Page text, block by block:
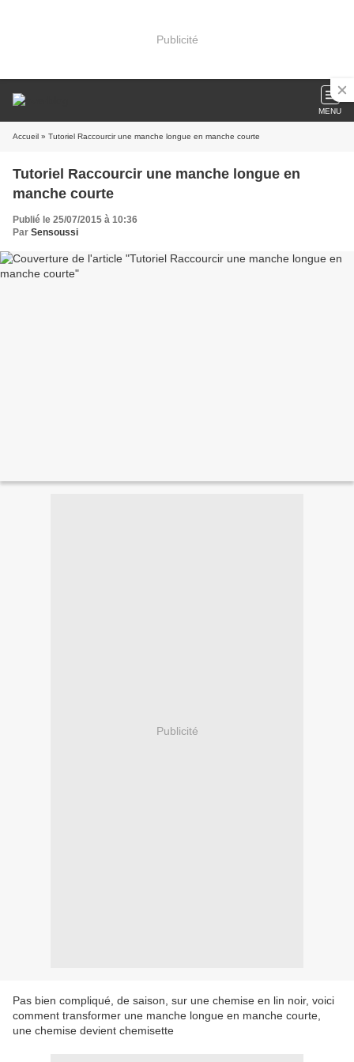
Publicité
MENU
Accueil » Tutoriel Raccourcir une manche longue en manche courte
Tutoriel Raccourcir une manche longue en
manche courte
Publié le 25/07/2015 à 10:36
Par Sensoussi
Publicité
Pas bien compliqué, de saison, sur une chemise en lin noir, voici
comment transformer une manche longue en manche courte,
une chemise devient chemisette